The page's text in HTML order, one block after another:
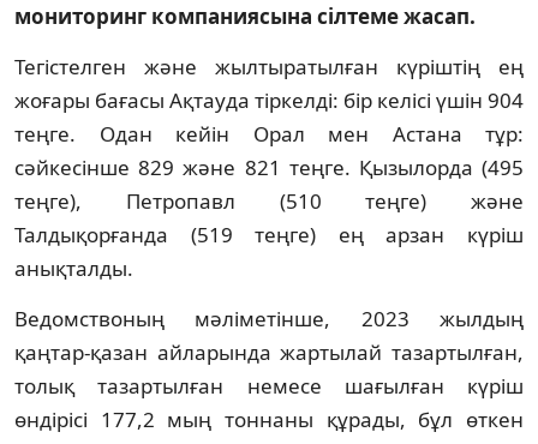
мониторинг компаниясына сілтеме жасап.
Тегістелген және жылтыратылған күріштің ең
жоғары бағасы Ақтауда тіркелді: бір келісі үшін 904
теңге. Одан кейін Орал мен Астана тұр:
сәйкесінше 829 және 821 теңге. Қызылорда (495
теңге), Петропавл (510 теңге) және
Талдықорғанда (519 теңге) ең арзан күріш
анықталды.
Ведомствоның мәліметінше, 2023 жылдың
қаңтар-қазан айларында жартылай тазартылған,
толық тазартылған немесе шағылған күріш
өндірісі 177,2 мың тоннаны құрады, бұл өткен